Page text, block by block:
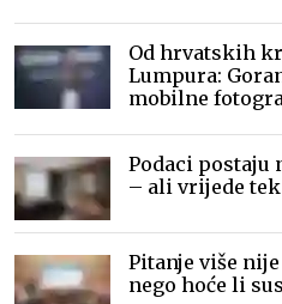
Od hrvatskih
Lumpura:
mobilne
Podaci postaju
– ali vrijede
Pitanje više
nego hoće li